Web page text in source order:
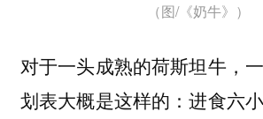
（图/《奶牛》）
对于一头成熟的荷斯坦牛，
划表大概是这样的：进食六